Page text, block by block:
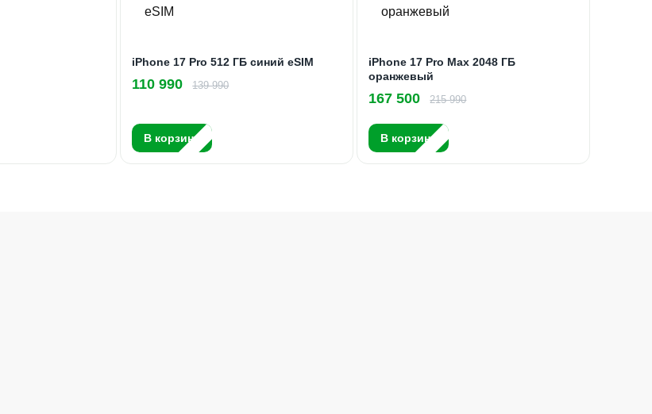
iPhone 17 Pro 512 ГБ синий eSIM
110 990 139 990
В корзину
iPhone 17 Pro Max 2048 ГБ
оранжевый
167 500 215 990
В корзину